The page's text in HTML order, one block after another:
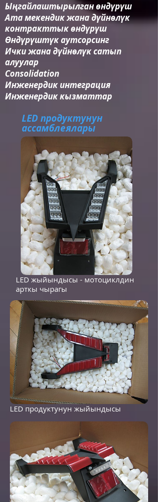
Ыңгайлаштырылган өндүрүш
Ата мекендик жана дүйнөлүк
контракттык өндүрүш
Өндүрүштүк аутсорсинг
Ички жана дүйнөлүк сатып
алуулар
Consolidation​
Инженердик интеграция​
Инженердик кызматтар
LED продуктунун
ассамблеялары
LED жыйындысы - мотоциклдин
арткы чырагы
LED продуктунун жыйындысы